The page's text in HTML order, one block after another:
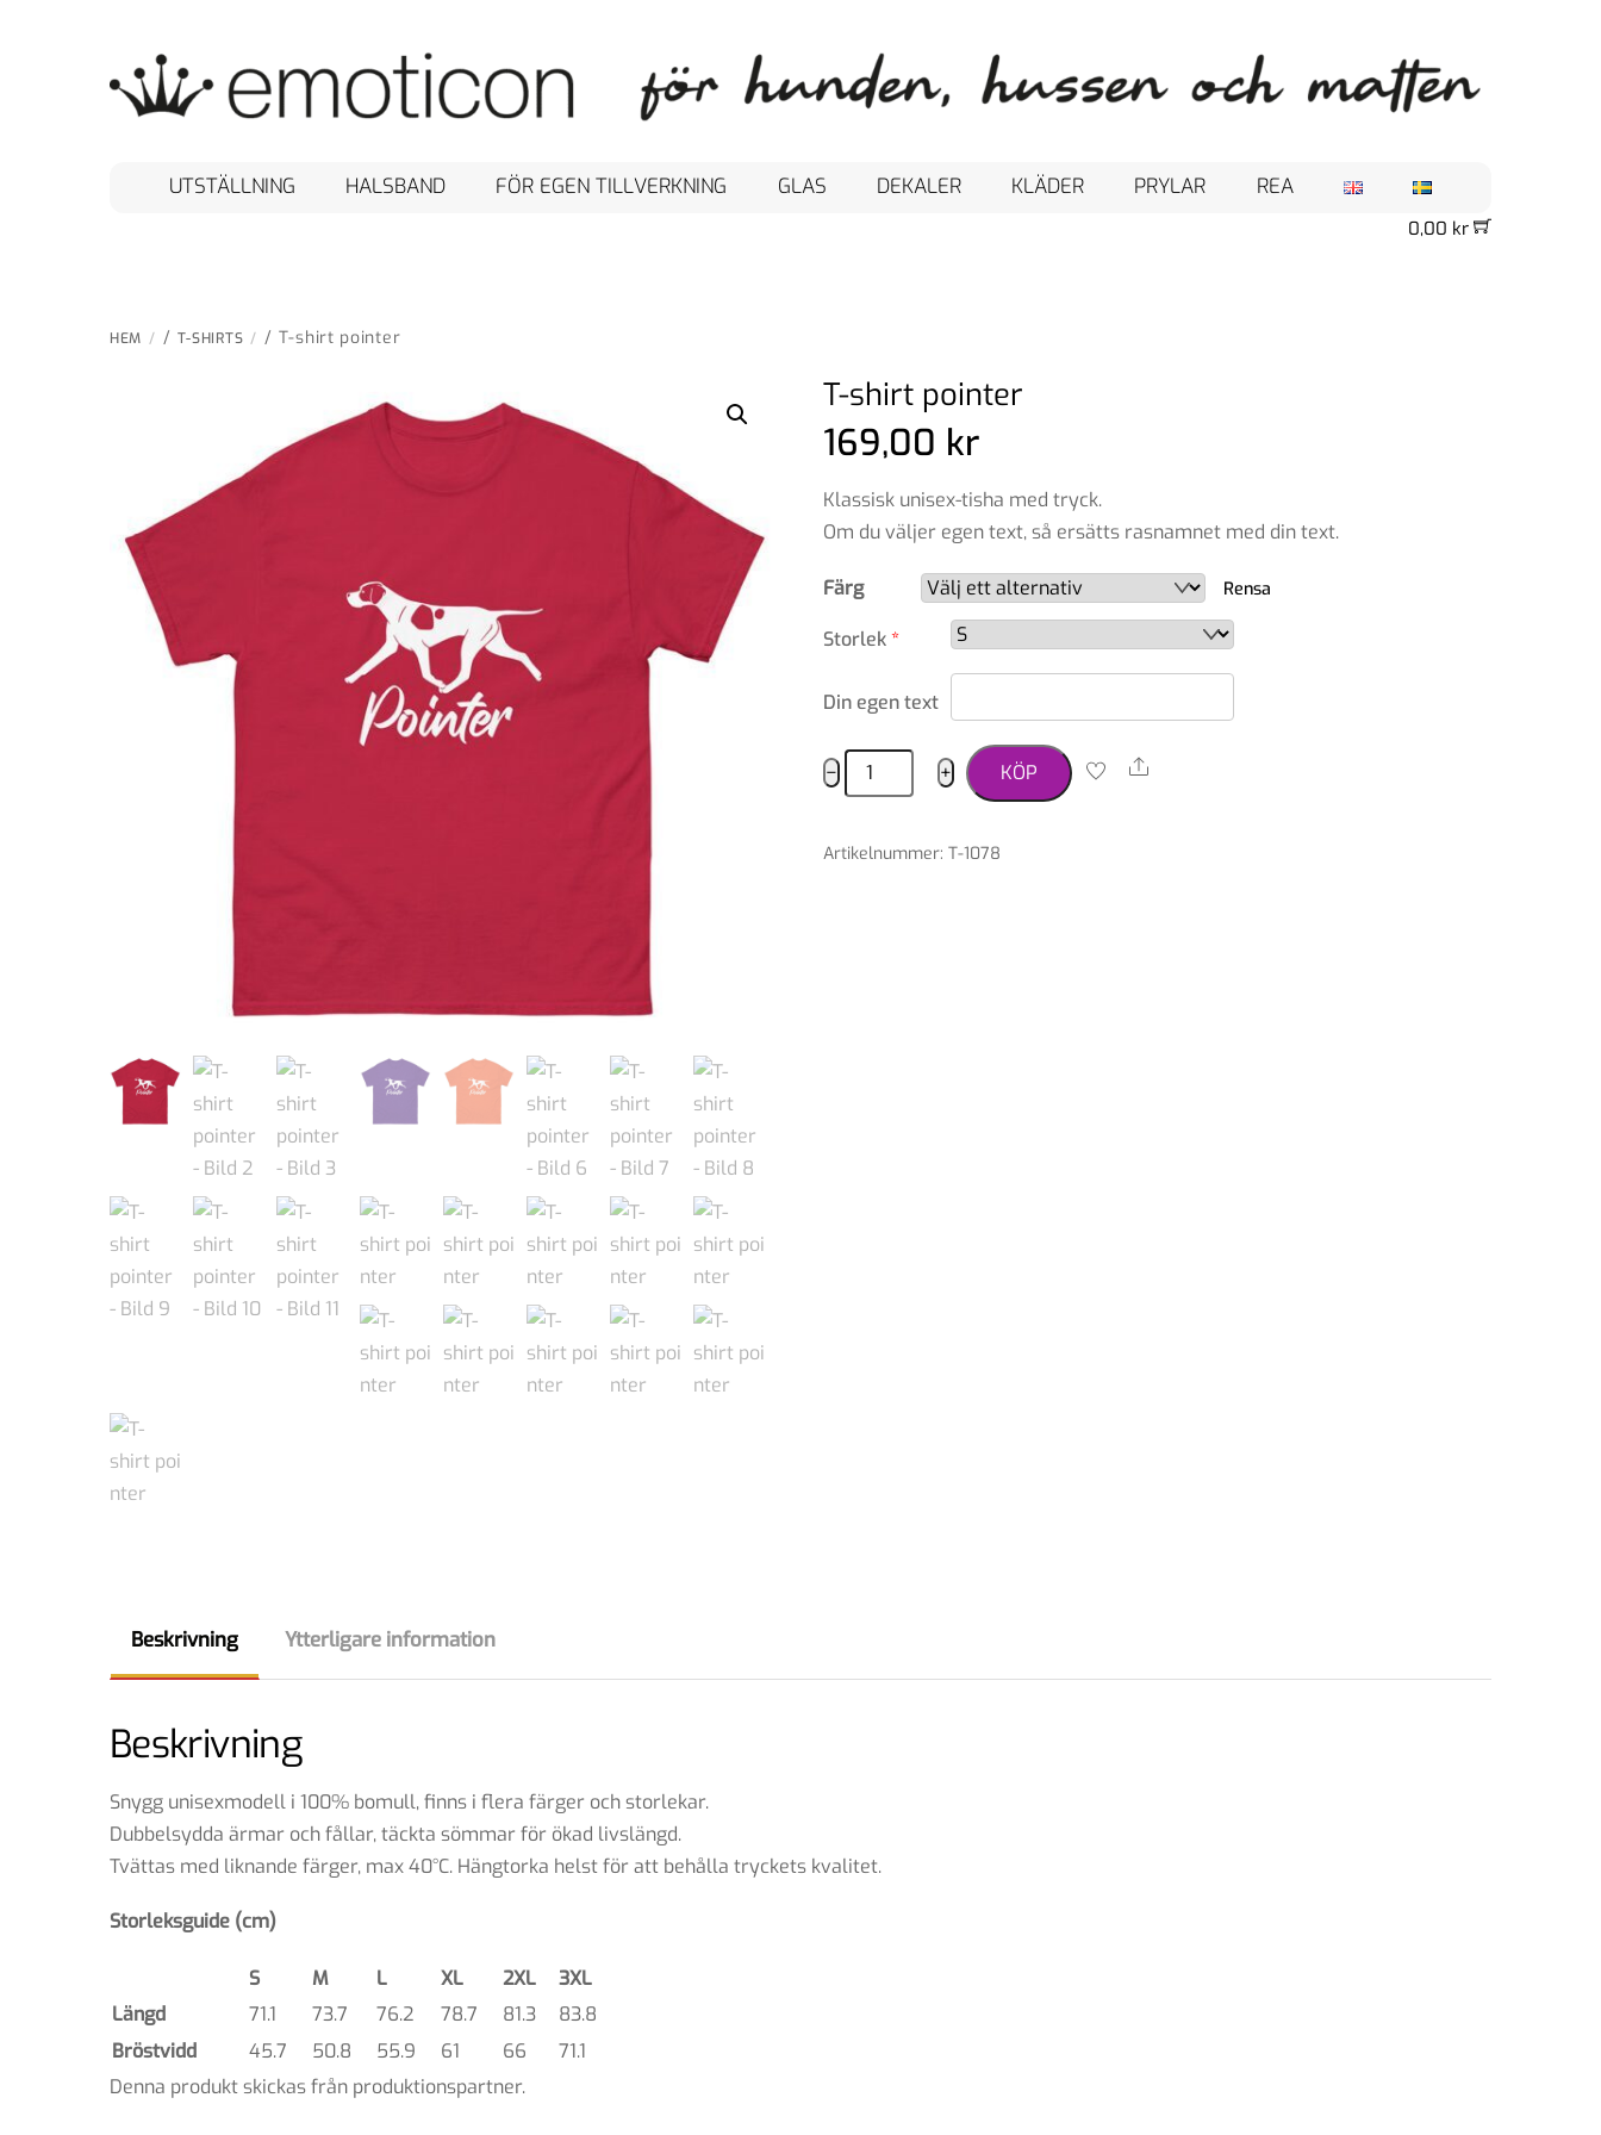
UTSTÄLLNING HALSBAND FÖR EGEN TILLVERKNING GLAS DEKALER KLÄDER PRYLAR REA
0,00 kr
HEM / T-SHIRTS / T-shirt pointer
T-shirt pointer
169,00 kr
Klassisk unisex-tisha med tryck.
Om du väljer egen text, så ersätts rasnamnet med din text.
Färg Rensa
Storlek *
Din egen text
−
shirt
mängd
+ KÖP Share
Artikelnummer: T-1078
Beskrivning Ytterligare information
Beskrivning
Snygg unisexmodell i 100% bomull, finns i flera färger och storlekar.
Dubbelsydda ärmar och fållar, täckta sömmar för ökad livslängd.
Tvättas med liknande färger, max 40°C. Hängtorka helst för att behålla tryckets kvalitet.
Storleksguide (cm)
S M L XL 2XL
3XL
Längd
71.1 73.7 76.2 78.7 81.3
83.8
Bröstvidd
45.7 50.8 55.9 61 66
71.1
Denna produkt skickas från produktionspartner.